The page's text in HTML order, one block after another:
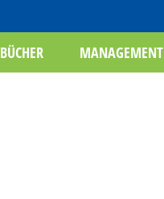
BÜCHER MANAGEMENT